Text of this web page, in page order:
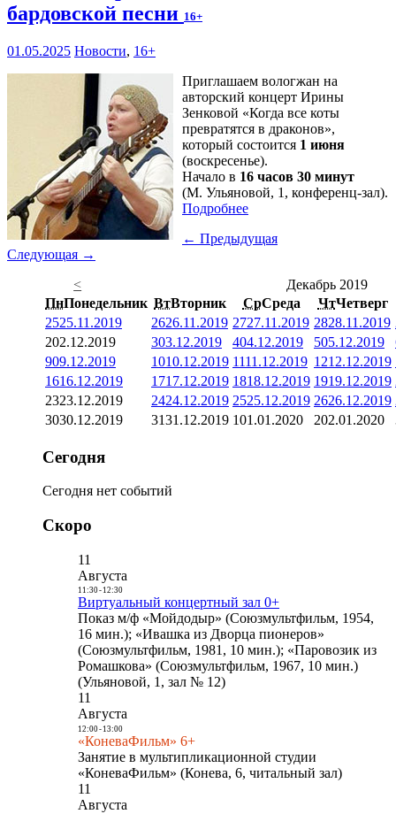
бардовской песни 16+
01.05.2025 Новости, 16+
Приглашаем вологжан на
авторский концерт Ирины
Зенковой «Когда все коты
превратятся в драконов»,
который состоится 1 июня
(воскресенье).
Начало в 16 часов 30 минут
(М. Ульяновой, 1, конференц-зал).
Подробнее
← Предыдущая
Следующая →
<
Декабрь 2019
ПнПонедельник ВтВторник СрСреда ЧтЧетверг
2525.11.2019 2626.11.2019 2727.11.2019 2828.11.2019
202.12.2019 303.12.2019 404.12.2019 505.12.2019
909.12.2019 1010.12.2019 1111.12.2019 1212.12.2019
1616.12.2019 1717.12.2019 1818.12.2019 1919.12.2019
2323.12.2019 2424.12.2019 2525.12.2019 2626.12.2019
3030.12.2019 3131.12.2019 101.01.2020 202.01.2020
Сегодня
Сегодня нет событий
Скоро
11
Августа
11:30- 12:30
Виртуальный концертный зал 0+
Показ м/ф «Мойдодыр» (Союзмультфильм, 1954,
16 мин.); «Ивашка из Дворца пионеров»
(Союзмультфильм, 1981, 10 мин.); «Паровозик из
Ромашкова» (Союзмультфильм, 1967, 10 мин.)
(Ульяновой, 1, зал № 12)
11
Августа
12:00- 13:00
«КоневаФильм» 6+
Занятие в мультипликационной студии
«КоневаФильм» (Конева, 6, читальный зал)
11
Августа